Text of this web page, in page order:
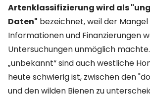
Artenklassifizierung wird als
Daten" bezeichnet, weil der
Informationen und Finanzierungen
Untersuchungen unmöglich
„unbekannt“ sind auch westliche
heute schwierig ist, zwischen den
und den wilden Bienen zu